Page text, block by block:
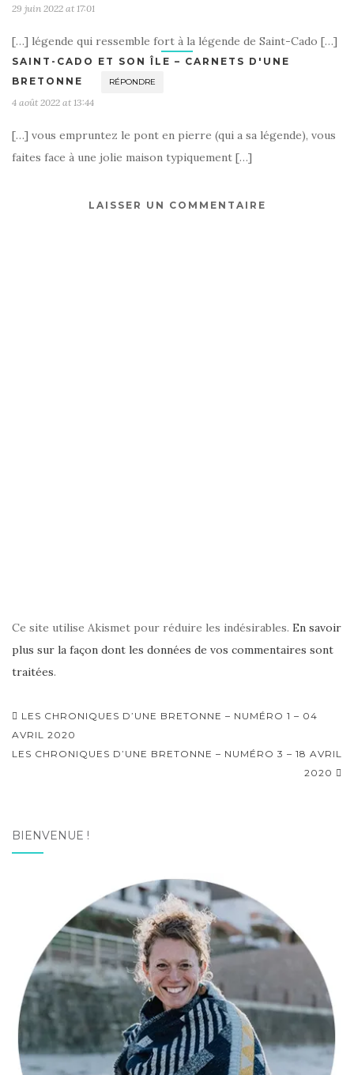
29 juin 2022 at 17:01
[…] légende qui ressemble fort à la légende de Saint-Cado […]
SAINT-CADO ET SON ÎLE – CARNETS D'UNE
BRETONNE
RÉPONDRE
4 août 2022 at 13:44
[…] vous empruntez le pont en pierre (qui a sa légende), vous
faites face à une jolie maison typiquement […]
LAISSER UN COMMENTAIRE
Ce site utilise Akismet pour réduire les indésirables. En savoir
plus sur la façon dont les données de vos commentaires sont
traitées.
Navigation
d'article
LES CHRONIQUES D’UNE BRETONNE – NUMÉRO 1 – 04
AVRIL 2020
LES CHRONIQUES D’UNE BRETONNE – NUMÉRO 3 – 18 AVRIL
2020
BIENVENUE !